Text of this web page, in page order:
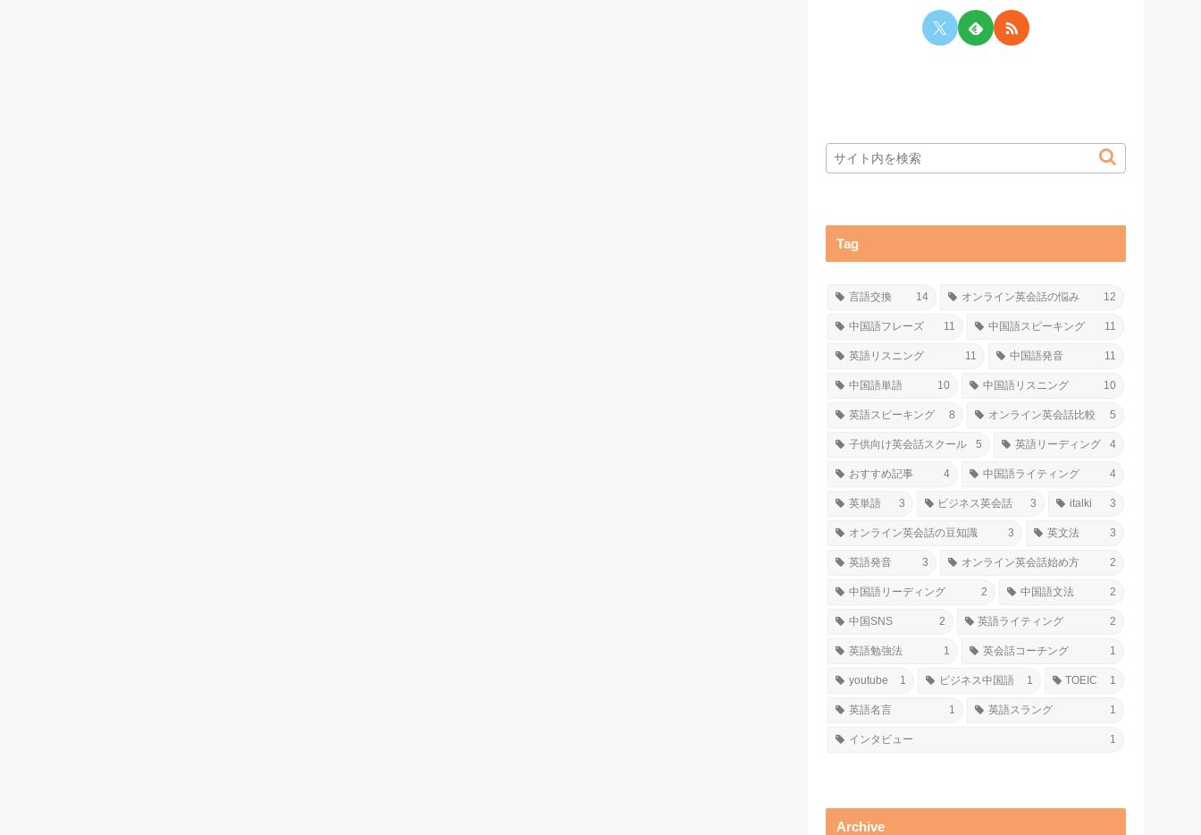
Tag
言語交換 14 オンライン英会話の悩み 12
中国語フレーズ 11 中国語スピーキング 11
英語リスニング 11 中国語発音 11
中国語単語 10 中国語リスニング 10
英語スピーキング 8 オンライン英会話比較 5
子供向け英会話スクール 5 英語リーディング 4
おすすめ記事 4 中国語ライティング 4
英単語 3 ビジネス英会話 3 italki 3
オンライン英会話の豆知識 3 英文法 3
英語発音 3 オンライン英会話始め方 2
中国語リーディング 2 中国語文法 2
中国SNS 2 英語ライティング 2
英語勉強法 1 英会話コーチング 1
youtube 1 ビジネス中国語 1 TOEIC 1
英語名言 1 英語スラング 1
インタビュー 1
Archive